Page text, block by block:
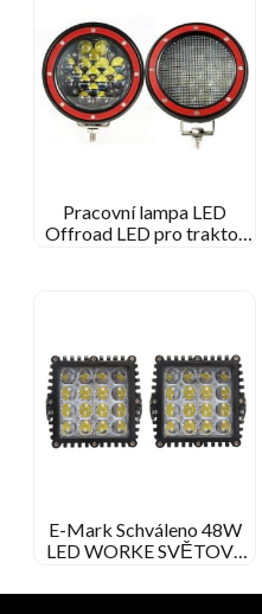
Pracovní lampa LED
Offroad LED pro traktor
E-Mark Schváleno 48W
LED WORKE SVĚTOVÉ
STRANK PRACOVNÍ